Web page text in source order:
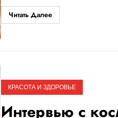
Читать Далее
КРАСОТА И ЗДОРОВЬЕ
Интервью с